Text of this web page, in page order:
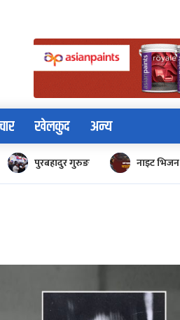
खेलकुद अन्य
पुरबहादुर गुरुङ नाइट भिजन